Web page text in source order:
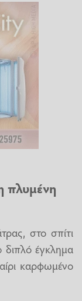
πλυμένη
στο σπίτι
έγκλημα
καρφωμένο